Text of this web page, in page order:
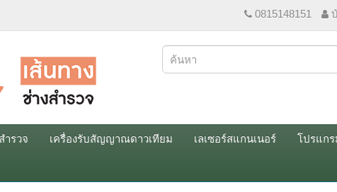
0815148151
ำรวจ เครื่องรับสัญญาณดาวเทียม เลเซอร์สแกนเนอร์ โปรแกร